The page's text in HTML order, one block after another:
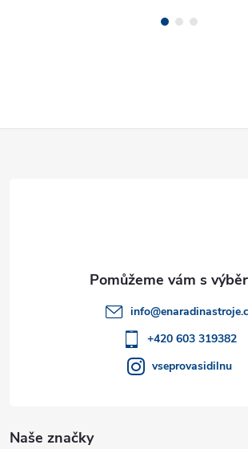
Naše značky
info@
+420 603 319382
vseprovasidilnu